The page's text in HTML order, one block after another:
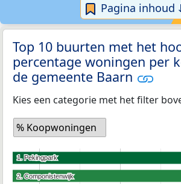
Pagina inhoud
Top 10 buurten met het
percentage woningen per
de gemeente Baarn
Kies een categorie met het filter
% Koopwoningen
1. Pekingpark
1. Pekingpark
2. Componistenwijk
2. Componistenwijk